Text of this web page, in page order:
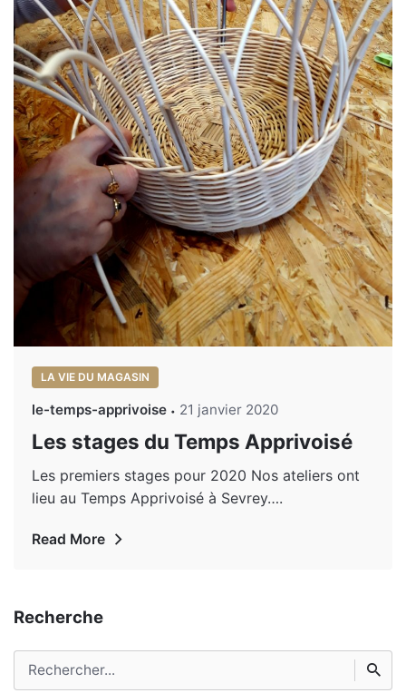
LA VIE DU MAGASIN
le-temps-apprivoise 21 janvier 2020
Les stages du Temps Apprivoisé
Les premiers stages pour 2020 Nos ateliers ont
lieu au Temps Apprivoisé à Sevrey….
Read More
Recherche
Rechercher